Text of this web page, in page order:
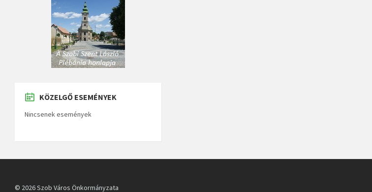
KÖZELGŐ ESEMÉNYEK
Nincsenek események
© 2026 Szob Város Önkormányzata